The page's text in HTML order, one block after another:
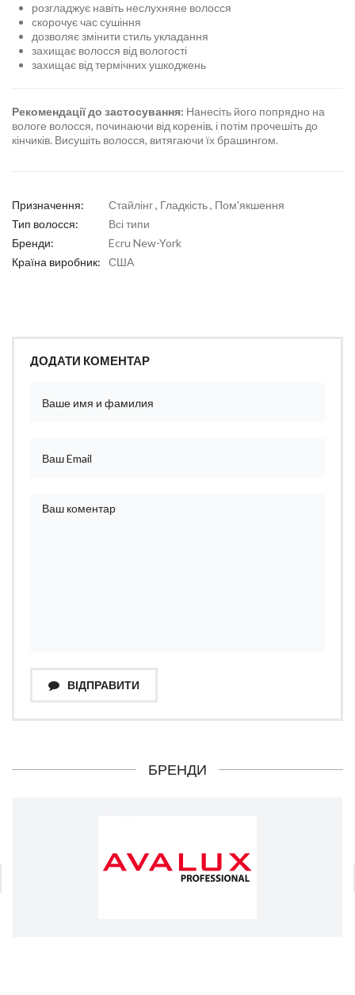
розгладжує навіть неслухняне волосся
скорочує час сушіння
дозволяє змінити стиль укладання
захищає волосся від вологості
захищає від термічних ушкоджень
Рекомендації до застосування: Нанесіть його попрядно на
вологе волосся, починаючи від коренів, і потім прочешіть до
кінчиків. Висушіть волосся, витягаючи їх брашингом.
Призначення:
Стайлінг , Гладкість , Пом'якшення
Тип волосся:
Всі типи
Бренди:
Ecru New-York
Країна виробник:
США
ДОДАТИ КОМЕНТАР
ВІДПРАВИТИ
БРЕНДИ